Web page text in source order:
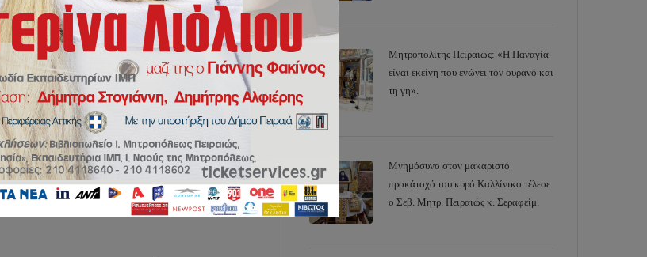
Μητροπολίτης Πειραιώς: «Η Παναγία
είναι εκείνη που ενώνει τον ουρανό και
τη γη».
Μνημόσυνο στον μακαριστό
προκάτοχό του κυρό Καλλίνικο τέλεσε
ο Σεβ. Μητρ. Πειραιώς κ. Σεραφείμ.